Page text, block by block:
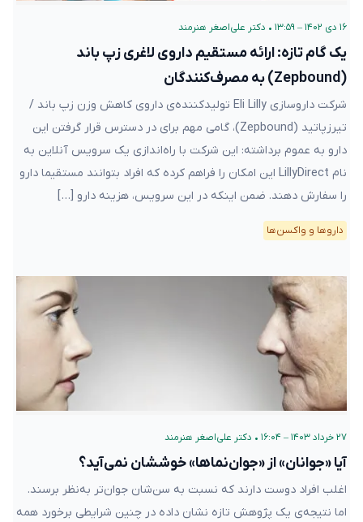
۱۶ دی ۱۴۰۲ – ۱۳:۵۹ • دکتر علی‌اصغر هنرمند
یک گام تازه: ارائه مستقیم داروی لاغری زپ‌ باند
(Zepbound) به مصرف‌کنندگان
شرکت داروسازی Eli Lilly تولید‌کننده‌ی داروی کاهش وزن زپ‌ باند /
تیرزپاتید (Zepbound)، گامی مهم برای در دسترس قرار گرفتن این
دارو به عموم برداشته: این شرکت با راه‌اندازی یک سرویس آنلاین به
نام LillyDirect این امکان را فراهم کرده که افراد بتوانند مستقیما دارو
را سفارش دهند. ضمن اینکه در این سرویس، هزینه دارو […]
دارو‌ها و واکسن‌ها
۲۷ خرداد ۱۴۰۳ – ۱۶:۰۴ • دکتر علی‌اصغر هنرمند
آیا «جوانان» از «جوان‌نما‌ها» خوششان نمی‌آید؟
اغلب افراد دوست دارند که نسبت به سن‌شان جوان‌تر به‌نظر برسند.
اما نتیجه‌ی یک پژوهش تازه نشان داده در چنین شرایطی برخورد همه